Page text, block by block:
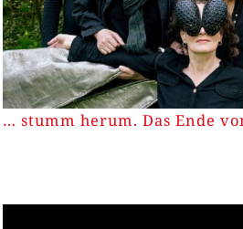
… stumm herum. Das Ende